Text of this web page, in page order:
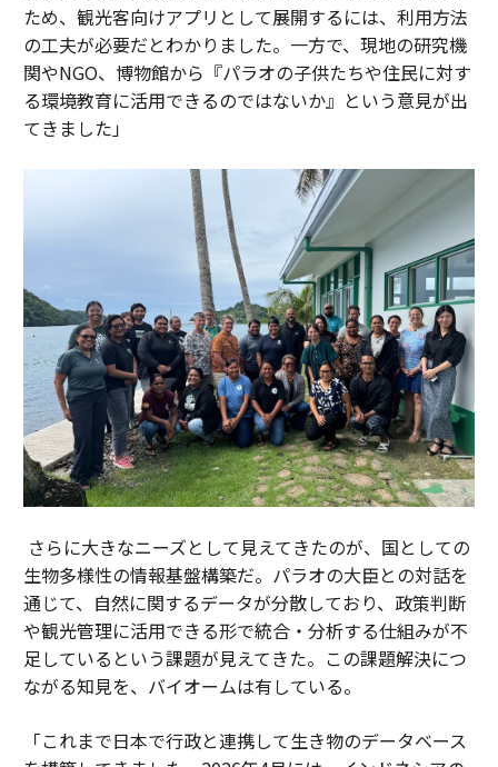
ため、観光客向けアプリとして展開するには、利用方法
の工夫が必要だとわかりました。一方で、現地の研究機
関やNGO、博物館から『パラオの子供たちや住民に対す
る環境教育に活用できるのではないか』という意見が出
てきました」
さらに大きなニーズとして見えてきたのが、国としての
生物多様性の情報基盤構築だ。パラオの大臣との対話を
通じて、自然に関するデータが分散しており、政策判断
や観光管理に活用できる形で統合・分析する仕組みが不
足しているという課題が見えてきた。この課題解決につ
ながる知見を、バイオームは有している。
「これまで日本で行政と連携して生き物のデータベース